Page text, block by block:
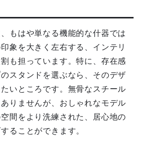
もはや単なる機能的な什器では
象を大きく左右する、インテリ
も担っています。特に、存在感
スタンドを選ぶなら、そのデザ
いところです。無骨なスチール
りませんが、おしゃれなモデル
間をより洗練された、居心地の
ることができます。